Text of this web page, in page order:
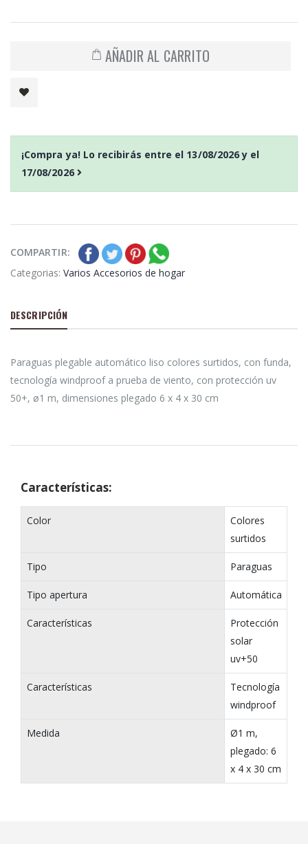
AÑADIR AL CARRITO
¡Compra ya! Lo recibirás entre el 13/08/2026y el
17/08/2026
COMPARTIR:
Categorias: Varios Accesorios de hogar
DESCRIPCIÓN
Paraguas plegable automático liso colores surtidos, con funda,
tecnología windproof a prueba de viento, con protección uv
50+, ø1 m, dimensiones plegado 6 x 4 x 30 cm
Características:
Color
Colores
surtidos
Tipo Paraguas
Tipo apertura Automática
Características
Protección
solar
uv+50
Características
Tecnología
windproof
Medida
Ø1 m,
plegado: 6
x 4 x 30 cm